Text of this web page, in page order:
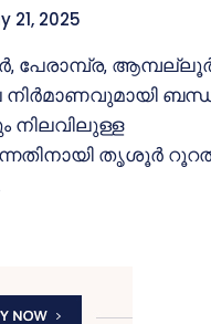
21, 2025
പേരാമ്പ്ര,
നിലവിലുള്ള
തൃശൂർ